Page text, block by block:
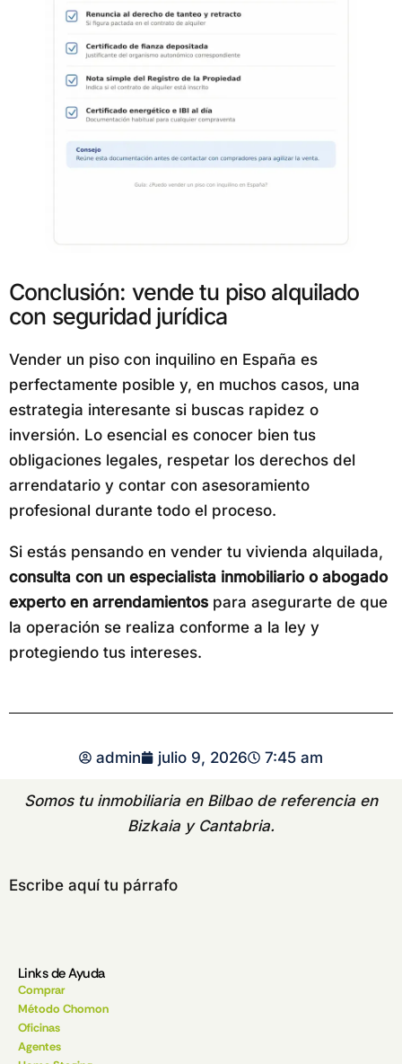
Conclusión: vende tu piso alquilado
con seguridad jurídica
Vender un piso con inquilino en España es
perfectamente posible y, en muchos casos, una
estrategia interesante si buscas rapidez o
inversión. Lo esencial es conocer bien tus
obligaciones legales, respetar los derechos del
arrendatario y contar con asesoramiento
profesional durante todo el proceso.
Si estás pensando en vender tu vivienda alquilada,
consulta con un especialista inmobiliarioo abogado
experto en arrendamientos para asegurarte de que
la operación se realiza conforme a la ley y
protegiendo tus intereses.
admin julio 9, 2026 7:45 am
Somos tu inmobiliaria en Bilbaode referencia en
Bizkaia y Cantabria.
Escribe aquí tu párrafo
Links de Ayuda
Comprar
Método Chomon
Oficinas
Agentes